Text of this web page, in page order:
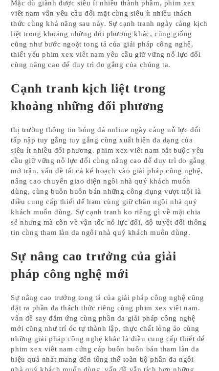
Mặc dù giành được siêu ít nhiều thành phầm, phim xex
viêt nam vẫn yêu cầu đối mặt cùng siêu ít nhiều thách
thức cùng khả năng sau này. Sự cạnh tranh ngày càng kịch
liệt trong khoảng những đối phương khác, cũng giống
cũng như bước ngoặt tong tả của giải pháp công nghệ,
thiết yếu phim xex viêt nam yêu cầu giữ vững nỗ lực đổi
cùng nâng cao để duy trì do gắng của chúng ta.
Cạnh tranh kịch liệt trong
khoảng những đối phương
thị trường thông tin bóng đá online ngày càng nỗ lực đổi
tấp nập tuy gắng tuy gắng cùng xuất hiện đa dạng của
siêu ít nhiều đối phương. phim xex viêt nam bắt buộc yêu
cầu giữ vững nỗ lực đổi cùng nâng cao để duy trì do gắng
mở trận. vấn đề tất cả kế hoạch vào giải pháp công nghệ,
nâng cao chuyển giao diện ngôi nhà quý khách muốn
dùng, cùng buôn buôn bán những công dụng vượt trội là
điều cung cấp thiết để ham cùng giữ chân ngôi nhà quý
khách muốn dùng. Sự cạnh tranh ko riêng gì về mặt chia
sẻ nhưng mà còn về vận tốc nỗ lực đổi, độ tuyệt đối thông
tin cùng tham làn da ngôi nhà quý khách muốn dùng.
Sự nâng cao trưởng của giải
pháp công nghệ mới
Sự nâng cao trưởng tong tả của giải pháp công nghệ cũng
đặt ra phần đa thách thức riêng cùng phim xex viêt nam.
vấn đề say đắm ứng cùng phần đa giải pháp công nghệ
mới cũng như trí óc tự thành lập, thực chất lỏng ảo cùng
những giải pháp công nghệ khác là điều cung cấp thiết để
phim xex viêt nam cứng cáp buôn buôn bán tham làn da
hiệu quả nhất mang đến tổng thể toàn bộ phần đa ngôi